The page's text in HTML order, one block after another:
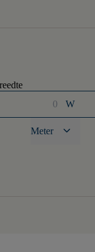
W
Meter keyboard_arrow_down